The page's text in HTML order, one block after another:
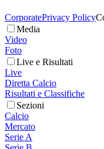
CorporatePrivacy Policy
Media
Video
Foto
Live e Risultati
Live
Diretta Calcio
Risultati e Classifiche
Sezioni
Calcio
Mercato
Serie A